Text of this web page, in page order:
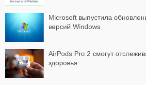
Microsoft выпустила
версий Windows
AirPods Pro 2 смогут
здоровья